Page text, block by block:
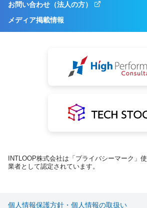
お問い合わせ（法人の方）
メディア掲載情報
INTLOOP株式会社は「プライバシーマーク」
業者として認定されています。
個人情報保護方針・個人情報の取扱い